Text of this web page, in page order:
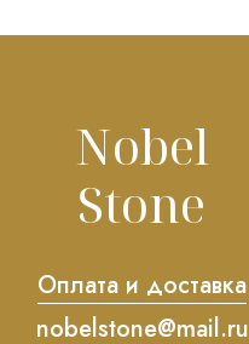
Nobel
Stone
Оплата и доставка
nobelstone@mail.ru